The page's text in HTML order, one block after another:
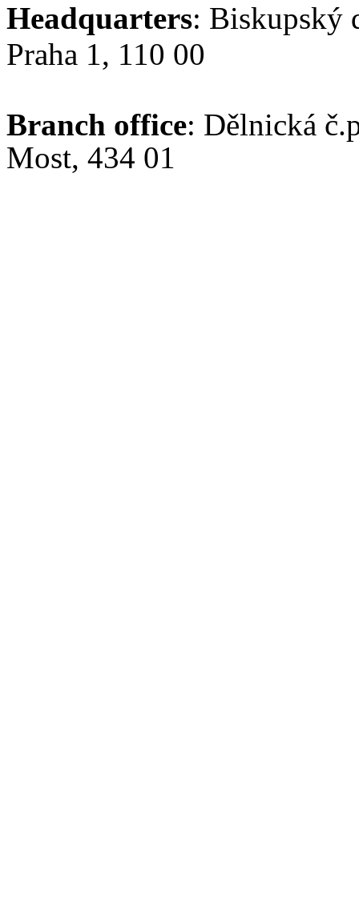
Headquarters: Biskupský
Praha 1, 110 00
Branch office: Dělnická
Most, 434 01